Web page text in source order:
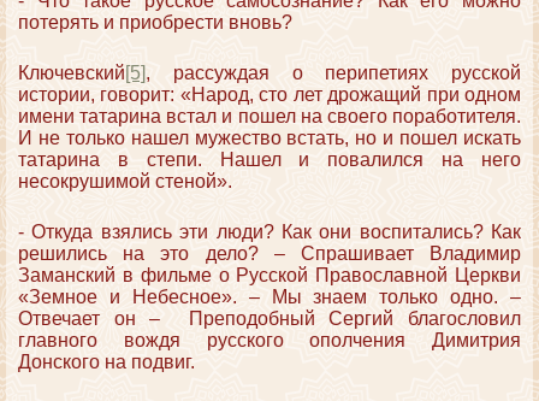
потерять и приобрести вновь?
Ключевский[5], рассуждая о перипетиях русской
истории, говорит: «Народ, сто лет дрожащий при одном
имени татарина встал и пошел на своего поработителя.
И не только нашел мужество встать, но и пошел искать
татарина в степи. Нашел и повалился на него
несокрушимой стеной».
- Откуда взялись эти люди? Как они воспитались? Как
решились на это дело? – Спрашивает Владимир
Заманский в фильме о Русской Православной Церкви
«Земное и Небесное». – Мы знаем только одно. –
Отвечает он – Преподобный Сергий благословил
главного вождя русского ополчения Димитрия
Донского на подвиг.